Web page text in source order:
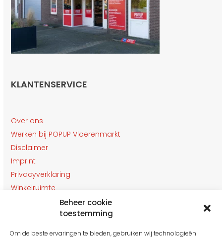
Beheer cookie
toestemming
Om de beste ervaringen te bieden, gebruiken wij technologieën
KLANTENSERVICE
Over ons
Werken bij POPUP Vloerenmarkt
Disclaimer
Imprint
Privacyverklaring
Winkelruimte
Klantenservice